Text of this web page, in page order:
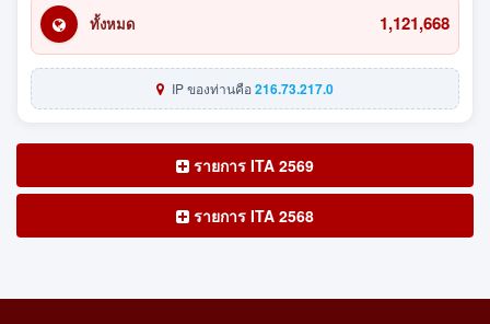
ทั้งหมด 1,121,668
IP ของท่านคือ216.73.217.0
รายการ ITA 2569
รายการ ITA 2568